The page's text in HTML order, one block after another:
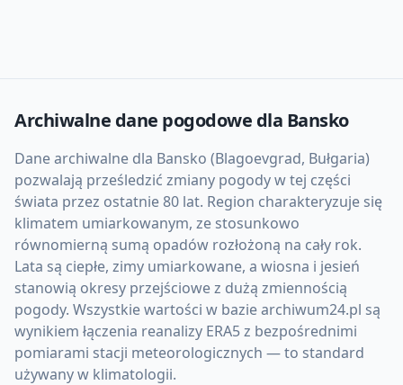
Archiwalne dane pogodowe dla Bansko
Dane archiwalne dla Bansko (Blagoevgrad, Bułgaria)
pozwalają prześledzić zmiany pogody w tej części
świata przez ostatnie 80 lat. Region charakteryzuje się
klimatem umiarkowanym, ze stosunkowo
równomierną sumą opadów rozłożoną na cały rok.
Lata są ciepłe, zimy umiarkowane, a wiosna i jesień
stanowią okresy przejściowe z dużą zmiennością
pogody. Wszystkie wartości w bazie archiwum24.pl są
wynikiem łączenia reanalizy ERA5 z bezpośrednimi
pomiarami stacji meteorologicznych — to standard
używany w klimatologii.